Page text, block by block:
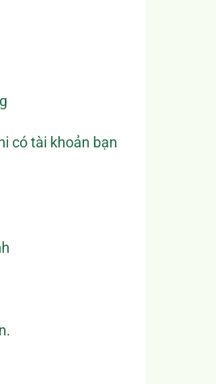
có tài khoản bạn